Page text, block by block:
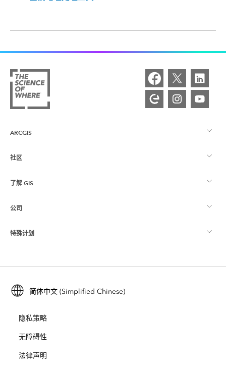
ARCGIS
ArcGIS 概览
制图
Esri Store
社区
Esri 社区
ArcGIS 博客
Esri 年轻专家关系网
了解 GIS
什么是 GIS？
位置智能
培训
ArcUser
ArcNews
ArcWatch
公司
关于 Esri
招贤纳士
开放视野
特殊计划
ArcGIS for Student Use
保护
简体中文 (Simplified Chinese)
隐私策略
无障碍性
法律声明